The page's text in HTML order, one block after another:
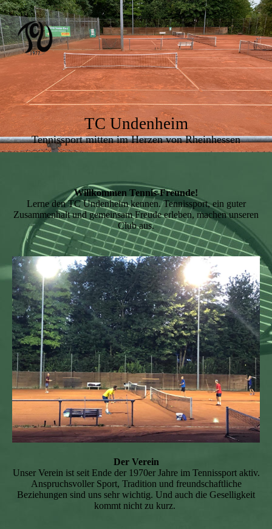
TC Undenheim
Tennissport mitten im Herzen von Rheinhessen
Willkommen Tennis-Freunde!
Lerne den TC Undenheim kennen. Tennissport, ein guter
Zusammenhalt und gemeinsam Freude erleben, machen unseren
Club aus.
Der Verein
Unser Verein ist seit Ende der 1970er Jahre im Tennissport aktiv.
Anspruchsvoller Sport, Tradition und freundschaftliche
Beziehungen sind uns sehr wichtig. Und auch die Geselligkeit
kommt nicht zu kurz.